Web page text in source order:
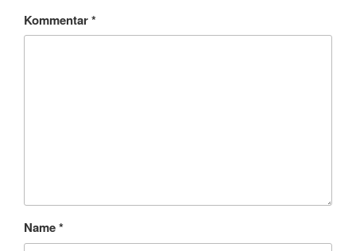
Kommentar*
Name*